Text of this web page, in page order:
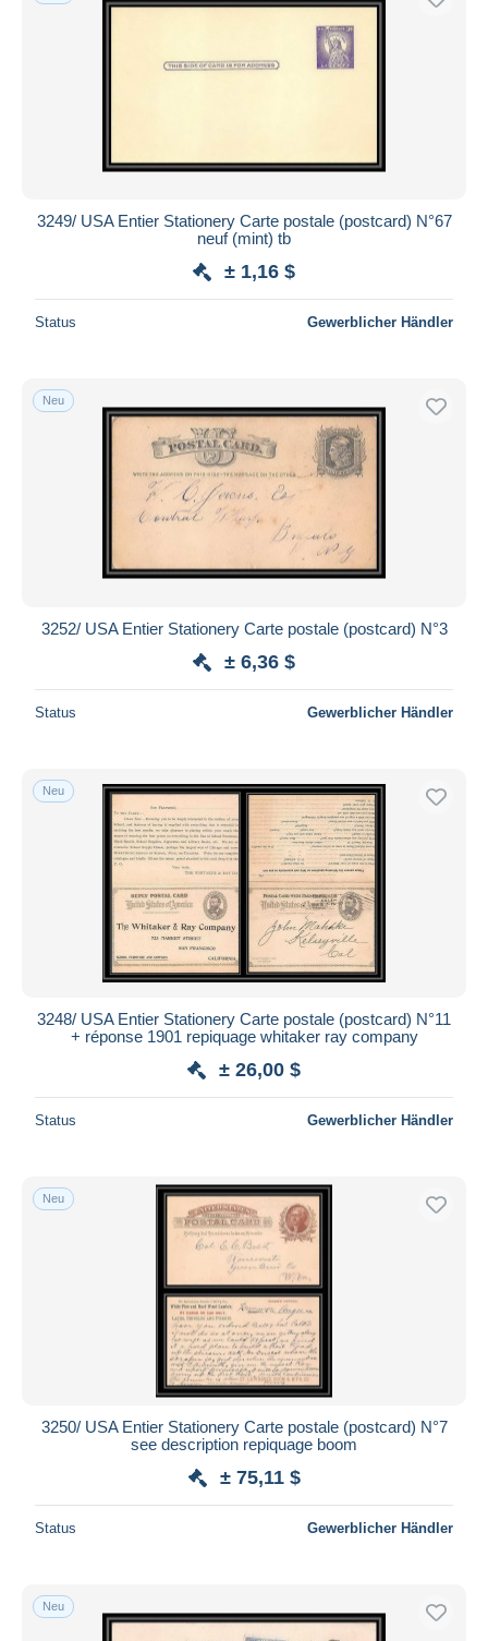
3249/ USA Entier Stationery Carte postale (postcard) N°67
neuf (mint) tb
± 1,16 $
Status Gewerblicher Händler
Neu
3252/ USA Entier Stationery Carte postale (postcard) N°3
± 6,36 $
Status Gewerblicher Händler
Neu
3248/ USA Entier Stationery Carte postale (postcard) N°11
+ réponse 1901 repiquage whitaker ray company
± 26,00 $
Status Gewerblicher Händler
Neu
3250/ USA Entier Stationery Carte postale (postcard) N°7
see description repiquage boom
± 75,11 $
Status Gewerblicher Händler
Neu